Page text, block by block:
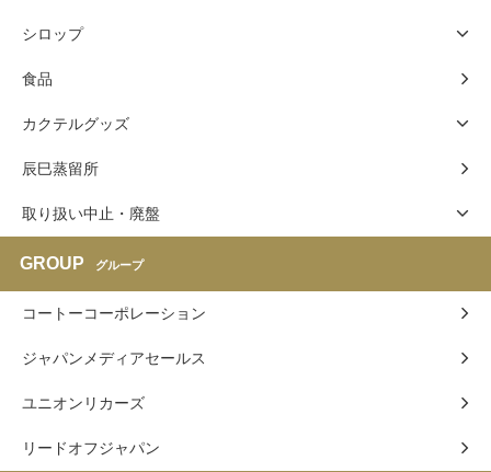
シロップ
食品
カクテルグッズ
辰巳蒸留所
取り扱い中止・廃盤
GROUP グループ
コートーコーポレーション
ジャパンメディアセールス
ユニオンリカーズ
リードオフジャパン